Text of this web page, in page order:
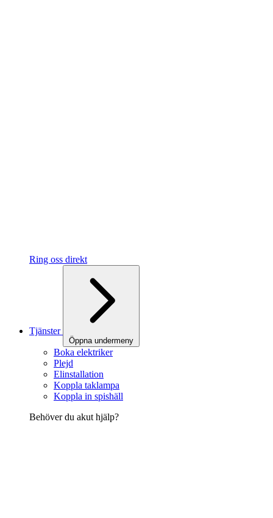
Ring oss direkt
Tjänster
Öppna undermeny
Boka elektriker
Plejd
Elinstallation
Koppla taklampa
Koppla in spishäll
Behöver du akut hjälp?